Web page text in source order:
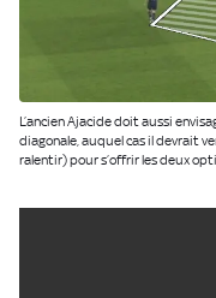
L’ancien Ajacide doit aussi
diagonale, auquel cas il devrait
ralentir) pour s’offrir les deux